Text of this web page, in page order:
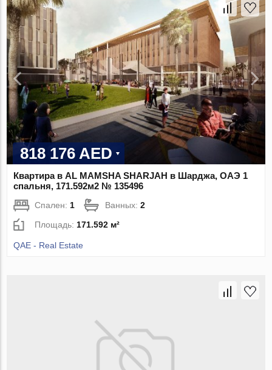
818 176 AED
Квартира в AL MAMSHA SHARJAH в Шарджа, ОАЭ 1
спальня, 171.592м2 № 135496
Спален:1 Ванных:2
Площадь:171.592 м²
QAE - Real Estate